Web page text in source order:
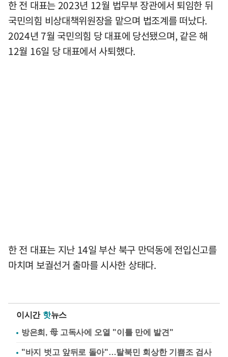
한 전 대표는 2023년 12월 법무부 장관에서 퇴임한 뒤
국민의힘 비상대책위원장을 맡으며 법조계를 떠났다.
2024년 7월 국민의힘 당 대표에 당선됐으며, 같은 해
12월 16일 당 대표에서 사퇴했다.
한 전 대표는 지난 14일 부산 북구 만덕동에 전입신고를
마치며 보궐선거 출마를 시사한 상태다.
이시간 핫뉴스
방은희, 母 고독사에 오열 "이틀 만에 발견"
"바지 벗고 앞뒤로 돌아"…탈북민 회상한 기쁨조 검사